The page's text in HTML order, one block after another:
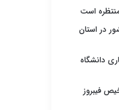
است
در استان
دانشگاه
فیبروز